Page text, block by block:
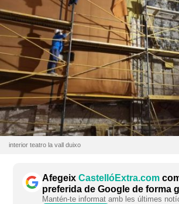
interior teatro la vall duixo
Afegeix CastellóExtra.com
preferida de Google de forma
Mantén-te informat amb les últimes